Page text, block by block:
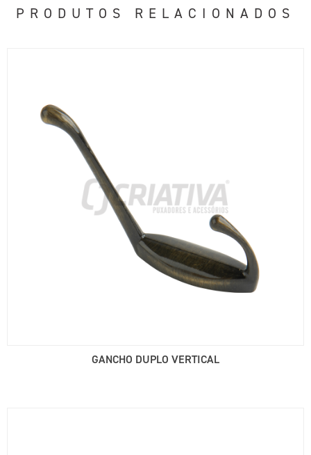
PRODUTOS RELACIONADOS
GANCHO DUPLO VERTICAL